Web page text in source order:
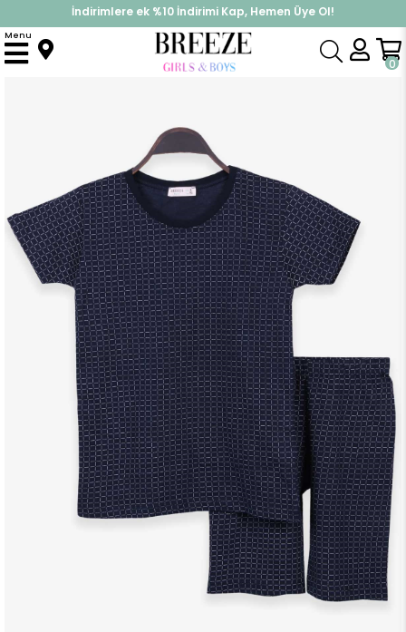
%30 Sepette Yaz İndirimi, Hemen Al!
İndirimlere ek %10 İndirimi Kap, Hemen Üye Ol!
0
Menu
Anasayfa Pijama & İç Giyim ERKEK Pijama Takımı